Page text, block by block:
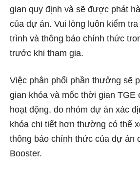
gian quy định và sẽ được phát
của dự án. Vui lòng luôn kiểm
trình và thông báo chính thức
trước khi tham gia.
Việc phân phối phần thưởng sẽ
gian khóa và mốc thời gian TGE
hoạt động, do nhóm dự án xác
khóa chi tiết hơn thường có thể
thông báo chính thức của dự án
Booster.